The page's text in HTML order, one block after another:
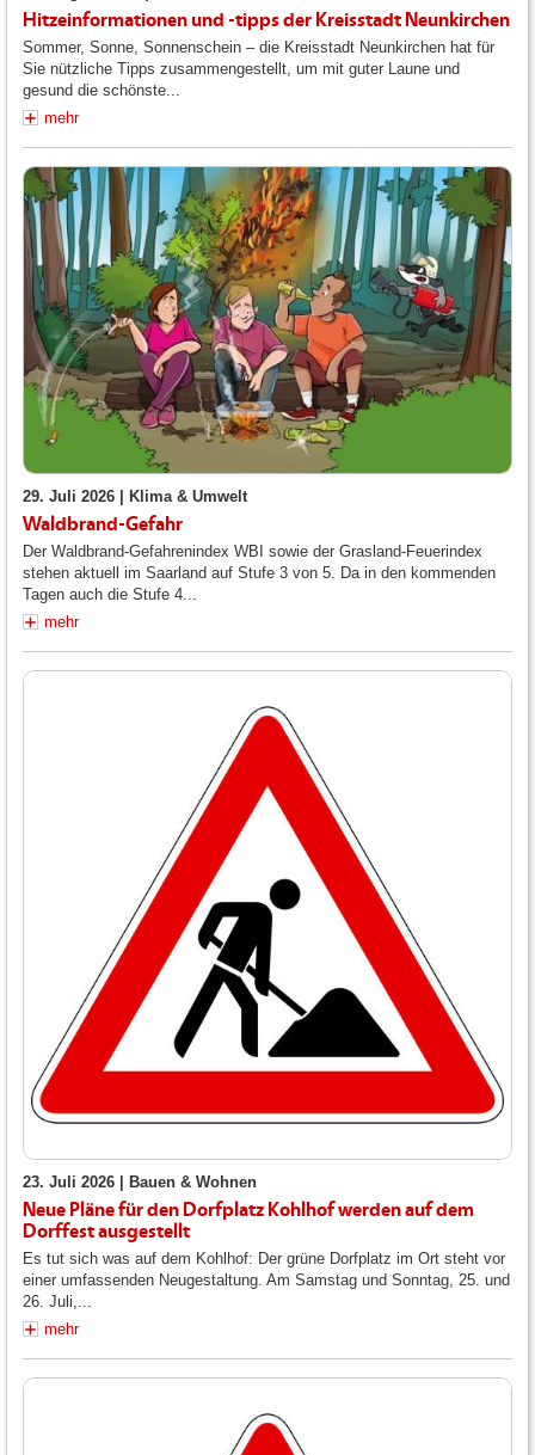
Hitzeinformationen und -tipps der Kreisstadt Neunkirchen
Sommer, Sonne, Sonnenschein – die Kreisstadt Neunkirchen hat für
Sie nützliche Tipps zusammengestellt, um mit guter Laune und
gesund die schönste...
mehr
29. Juli 2026 | Klima & Umwelt
Waldbrand-Gefahr
Der Waldbrand-Gefahrenindex WBI sowie der Grasland-Feuerindex
stehen aktuell im Saarland auf Stufe 3 von 5. Da in den kommenden
Tagen auch die Stufe 4...
mehr
23. Juli 2026 | Bauen & Wohnen
Neue Pläne für den Dorfplatz Kohlhof werden auf dem
Dorffest ausgestellt
Es tut sich was auf dem Kohlhof: Der grüne Dorfplatz im Ort steht vor
einer umfassenden Neugestaltung. Am Samstag und Sonntag, 25. und
26. Juli,...
mehr